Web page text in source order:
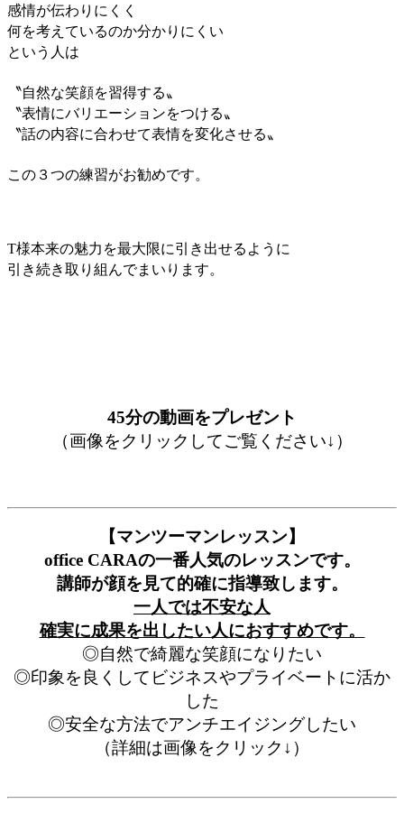
感情が伝わりにくく
何を考えているのか分かりにくい
という人は
〝自然な笑顔を習得する〟
〝表情にバリエーションをつける〟
〝話の内容に合わせて表情を変化させる〟
この３つの練習がお勧めです。
T様本来の魅力を最大限に引き出せるよう に
引き続き取り組んでまいります。
45分の動画をプレゼント
（画像をクリックしてご覧ください↓）
【マンツーマンレッスン】
office CARAの一番人気のレッスンです。
講師が顔を見て的確に指導致します。
一人では不安な人
確実に成果を出したい人におすすめです。
◎自然で綺麗な笑顔になりたい
◎印象を良くしてビジネスやプライベートに活か
した
◎安全な方法でアンチエイジングしたい
（詳細は画像をクリック↓）